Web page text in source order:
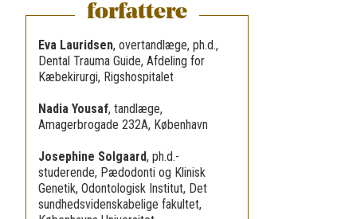
forfattere
Eva Lauridsen, overtandlæge, ph.d.,
Dental Trauma Guide, Afdeling for
Kæbekirurgi, Rigshospitalet
Nadia Yousaf, tandlæge,
Amagerbrogade 232A, København
Josephine Solgaard, ph.d.-
studerende, Pædodonti og Klinisk
Genetik, Odontologisk Institut, Det
sundhedsvidenskabelige fakultet,